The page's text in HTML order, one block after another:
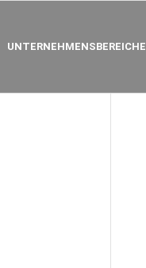
UNTERNEHMENSBEREICHE